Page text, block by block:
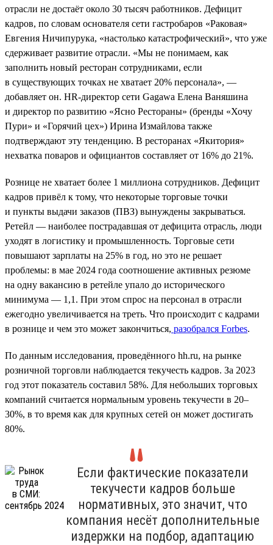
отрасли не достаёт около 30 тысяч работников. Дефицит
кадров, по словам основателя сети гастробаров «Раковая»
Евгения Ничипурука, «настолько катастрофический», что уже
сдерживает развитие отрасли. «Мы не понимаем, как
заполнить новый ресторан сотрудниками, если
в существующих точках не хватает 20% персонала», —
добавляет он. HR-директор сети Gagawa Елена Ваняшина
и директор по развитию «Ясно Рестораны» (бренды «Хочу
Пури» и «Горячий цех») Ирина Измайлова также
подтверждают эту тенденцию. В ресторанах «Якитория»
нехватка поваров и официантов составляет от 16% до 21%.
Рознице не хватает более 1 миллиона сотрудников. Дефицит
кадров привёл к тому, что некоторые торговые точки
и пункты выдачи заказов (ПВЗ) вынуждены закрываться.
Ретейл — наиболее пострадавшая от дефицита отрасль, люди
уходят в логистику и промышленность. Торговые сети
повышают зарплаты на 25% в год, но это не решает
проблемы: в мае 2024 года соотношение активных резюме
на одну вакансию в ретейле упало до исторического
минимума — 1,1. При этом спрос на персонал в отрасли
ежегодно увеличивается на треть. Что происходит с кадрами
в рознице и чем это может закончиться, разобрался Forbes.
По данным исследования, проведённого hh.ru, на рынке
розничной торговли наблюдается текучесть кадров. За 2023
год этот показатель составил 58%. Для небольших торговых
компаний считается нормальным уровень текучести в 20–
30%, в то время как для крупных сетей он может достигать
80%.
Если фактические показатели
текучести кадров больше
нормативных, это значит, что
компания несёт дополнительные
издержки на подбор, адаптацию